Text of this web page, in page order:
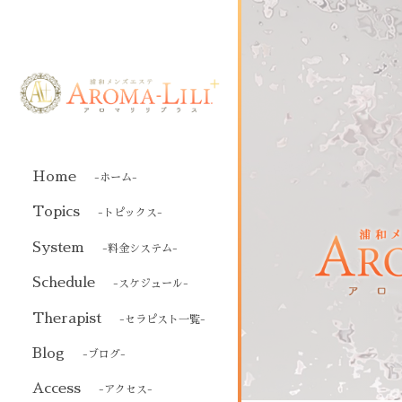
Home -ホーム-
Topics -トピックス-
System -料金システム-
Schedule -スケジュール-
Therapist -セラピスト一覧-
Blog -ブログ-
Access -アクセス-